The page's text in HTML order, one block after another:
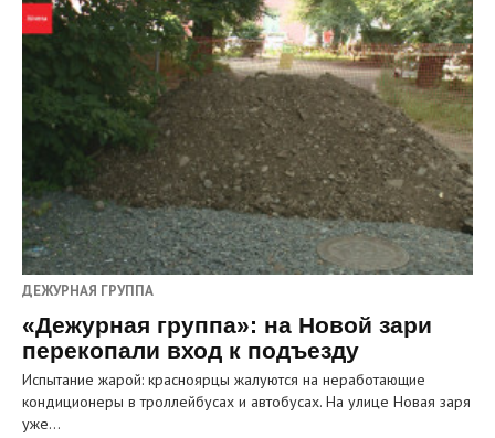
ДЕЖУРНАЯ ГРУППА
«Дежурная группа»: на Новой зари
перекопали вход к подъезду
Испытание жарой: красноярцы жалуются на неработающие
кондиционеры в троллейбусах и автобусах. На улице Новая заря
уже…